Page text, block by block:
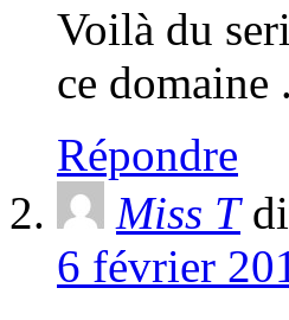
Voilà du
ce
Répondre
Miss T
6 février